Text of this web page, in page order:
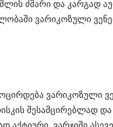
ძმარი და კარგად
ვარიკოზული
ვარიკოზული
შესამცირებლად